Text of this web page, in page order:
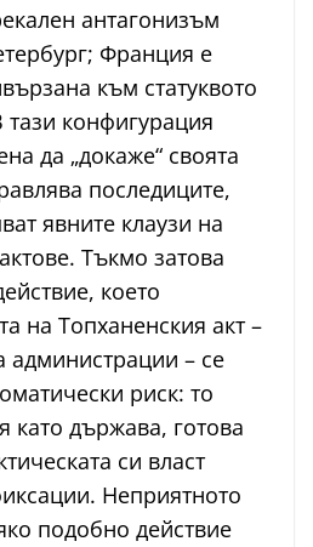
антагонизъм
Франция е
към статуквото
конфигурация
да „докаже“ своята
последиците,
явните клаузи на
Тъкмо затова
което
на Топханенския акт –
администрации – се
риск: то
като държава, готова
си власт
Неприятното
подобно действие